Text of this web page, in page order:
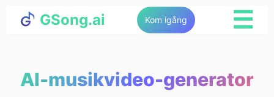
GSong.ai Kom igång ☰
AI-musikvideo-generator